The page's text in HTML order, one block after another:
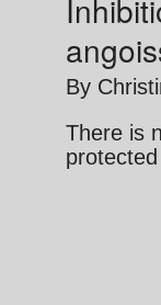
By
There is